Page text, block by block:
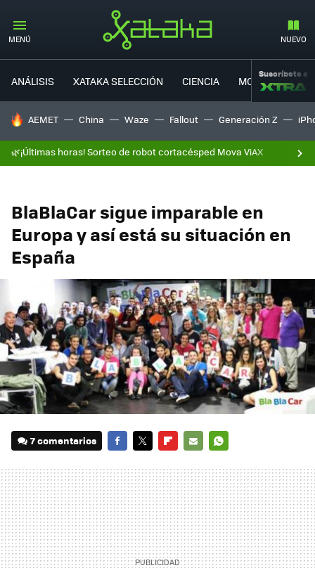
MENÚ NUEVO
ANÁLISIS XATAKA SELECCIÓN CIENCIA MOVILIDAD
Suscríbete a
HOY SE HABLA DE
AEMET China Waze Fallout Generación Z
🌿¡Últimas horas! Sorteo de robot cortacésped Mova ViAX
BlaBlaCar sigue imparable en
Europa y así está su situación en
España
7 comentarios
MAIL